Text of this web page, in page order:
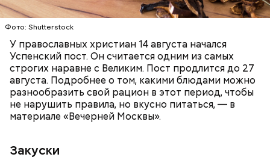
Фото: Shutterstock
У православных христиан 14 августа начался
Успенский пост. Он считается одним из самых
строгих наравне с Великим. Пост продлится до 27
августа. Подробнее о том, какими блюдами можно
разнообразить свой рацион в этот период, чтобы
не нарушить правила, но вкусно питаться, — в
материале «Вечерней Москвы».
Закуски
Читайте также:Синоптик предупредил о переносе
купального сезона в Москве и Подмосковье